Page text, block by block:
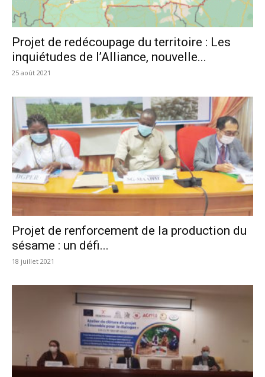
Projet de redécoupage du territoire : Les
inquiétudes de l’Alliance, nouvelle...
25 août 2021
Projet de renforcement de la production du
sésame : un défi...
18 juillet 2021